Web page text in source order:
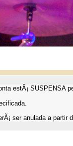
estÃ¡ SUSPENSA
ser anulada a partir